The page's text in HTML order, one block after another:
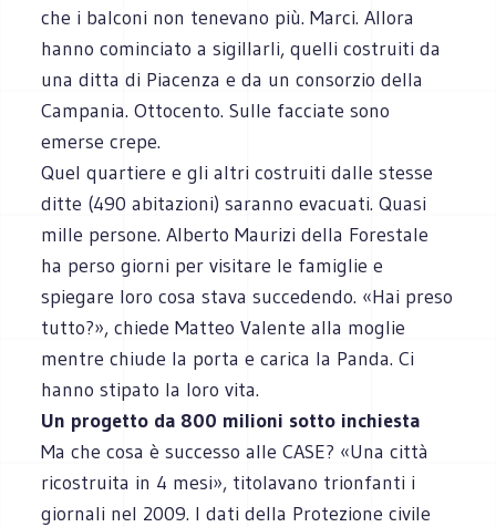
che i balconi non tenevano più. Marci. Allora
hanno cominciato a sigillarli, quelli costruiti da
una ditta di Piacenza e da un consorzio della
Campania. Ottocento. Sulle facciate sono
emerse crepe.
Quel quartiere e gli altri costruiti dalle stesse
ditte (490 abitazioni) saranno evacuati. Quasi
mille persone. Alberto Maurizi della Forestale
ha perso giorni per visitare le famiglie e
spiegare loro cosa stava succedendo. «Hai preso
tutto?», chiede Matteo Valente alla moglie
mentre chiude la porta e carica la Panda. Ci
hanno stipato la loro vita.
Un progetto da 800 milioni sotto inchiesta
Ma che cosa è successo alle CASE? «Una città
ricostruita in 4 mesi», titolavano trionfanti i
giornali nel 2009. I dati della Protezione civile